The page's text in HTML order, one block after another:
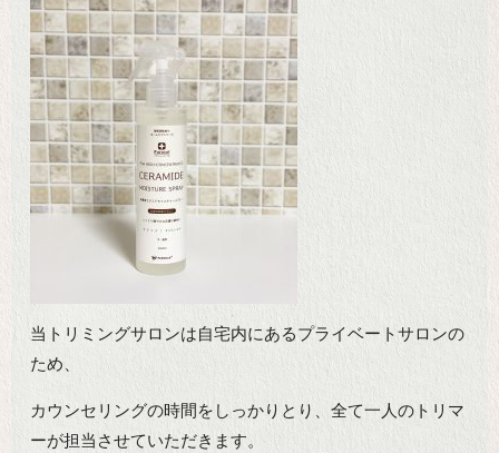
当トリミングサロンは自宅内にあるプライベートサロンの
ため、
カウンセリングの時間をしっかりとり、全て一人のトリマ
ーが担当させていただきます。